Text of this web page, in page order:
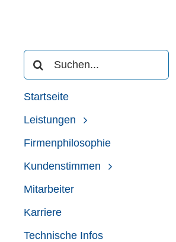
Suche
nach:
Startseite
Leistungen
Firmenphilosophie
Kundenstimmen
Mitarbeiter
Karriere
Technische Infos